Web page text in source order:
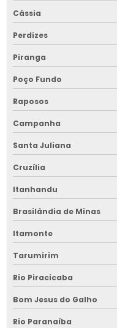
Picador de lenha
Picador de lenha industrial
Picador de lenha
Picador de lenha manual
Picador de madeira
Picador de madeira
Picador de madeira
Picador de madeira
Projeto de armazém
Projeto de armazém
Projeto de armazenagem
Cássia
Perdizes
Piranga
Poço Fundo
Raposos
Campanha
Santa Juliana
Cruzília
Itanhandu
Brasilândia de Minas
Itamonte
Tarumirim
Rio Piracicaba
Bom Jesus do Galho
Rio Paranaíba